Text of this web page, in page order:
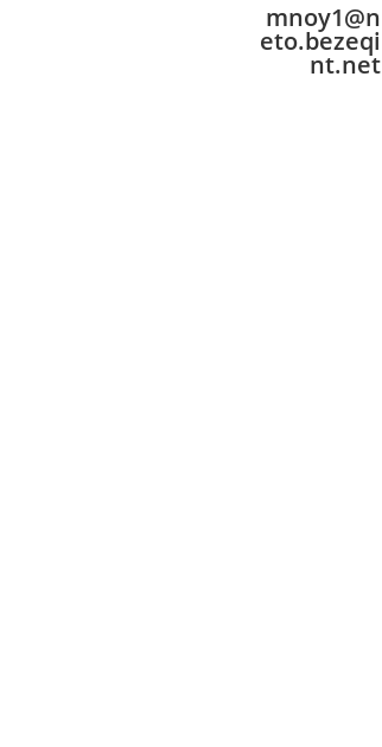
mnoy1@n
eto.bezeqi
nt.net